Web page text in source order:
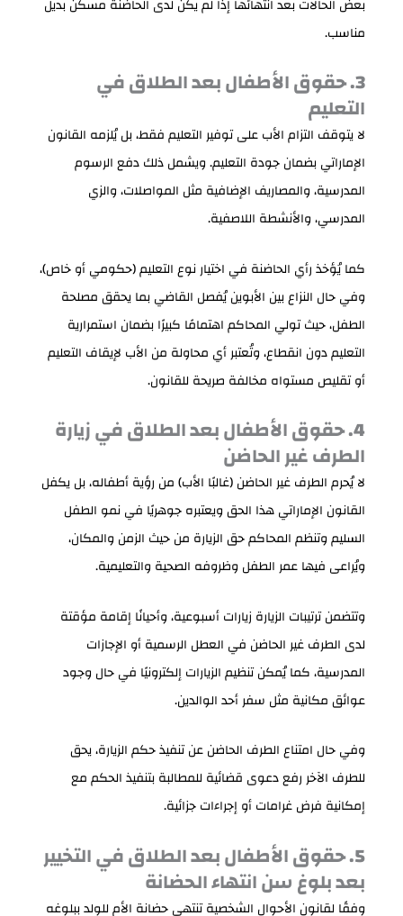
بعض الحالات بعد انتهائها إذا لم يكن لدى الحاضنة مسكن بديل
مناسب.
3. حقوق الأطفال بعد الطلاق في
التعليم
لا يتوقف التزام الأب على توفير التعليم فقط، بل يُلزمه القانون
الإماراتي بضمان جودة التعليم. ويشمل ذلك دفع الرسوم
المدرسية، والمصاريف الإضافية مثل المواصلات، والزي
المدرسي، والأنشطة اللاصفية.
كما يُؤخذ رأي الحاضنة في اختيار نوع التعليم (حكومي أو خاص)،
وفي حال النزاع بين الأبوين يُفصل القاضي بما يحقق مصلحة
الطفل، حيث تولي المحاكم اهتمامًا كبيرًا بضمان استمرارية
التعليم دون انقطاع، وتُعتبر أي محاولة من الأب لإيقاف التعليم
أو تقليص مستواه مخالفة صريحة للقانون.
4. حقوق الأطفال بعد الطلاق في زيارة
الطرف غير الحاضن
لا يُحرم الطرف غير الحاضن (غالبًا الأب) من رؤية أطفاله، بل يكفل
القانون الإماراتي هذا الحق ويعتبره جوهريًا في نمو الطفل
السليم وتنظم المحاكم حق الزيارة من حيث الزمن والمكان،
ويُراعى فيها عمر الطفل وظروفه الصحية والتعليمية.
وتتضمن ترتيبات الزيارة زيارات أسبوعية، وأحيانًا إقامة مؤقتة
لدى الطرف غير الحاضن في العطل الرسمية أو الإجازات
المدرسية، كما يُمكن تنظيم الزيارات إلكترونيًا في حال وجود
عوائق مكانية مثل سفر أحد الوالدين.
وفي حال امتناع الطرف الحاضن عن تنفيذ حكم الزيارة، يحق
للطرف الآخر رفع دعوى قضائية للمطالبة بتنفيذ الحكم مع
إمكانية فرض غرامات أو إجراءات جزائية.
5. حقوق الأطفال بعد الطلاق في التخيير
بعد بلوغ سن انتهاء الحضانة
وفقًا لقانون الأحوال الشخصية تنتهي حضانة الأم للولد ببلوغه